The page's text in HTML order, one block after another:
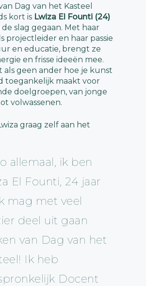
Dag van het Kasteel
kort is Lwiza El Founti (24)
de slag gegaan. Met haar
projectleider en haar passie
en educatie, brengt ze
en frisse ideeën mee.
als geen ander hoe je kunst
toegankelijk maakt voor
doelgroepen, van jonge
volwassenen.
graag zelf aan het
allemaal, ik ben
El Founti, 24 jaar
mag met veel
deel uit gaan
van Dag van het
Ik heb
Docent